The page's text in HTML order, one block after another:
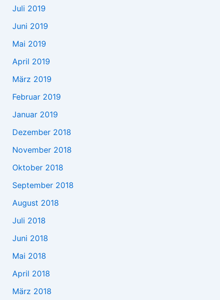
Juli 2019
Juni 2019
Mai 2019
April 2019
März 2019
Februar 2019
Januar 2019
Dezember 2018
November 2018
Oktober 2018
September 2018
August 2018
Juli 2018
Juni 2018
Mai 2018
April 2018
März 2018